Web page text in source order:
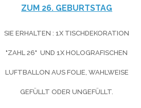
ZUM 26. GEBURTSTAG
SIE ERHALTEN : 1X TISCHDEKORATION
"ZAHL 26" UND 1X HOLOGRAFISCHEN
LUFTBALLON AUS FOLIE, WAHLWEISE
GEFÜLLT ODER UNGEFÜLLT.